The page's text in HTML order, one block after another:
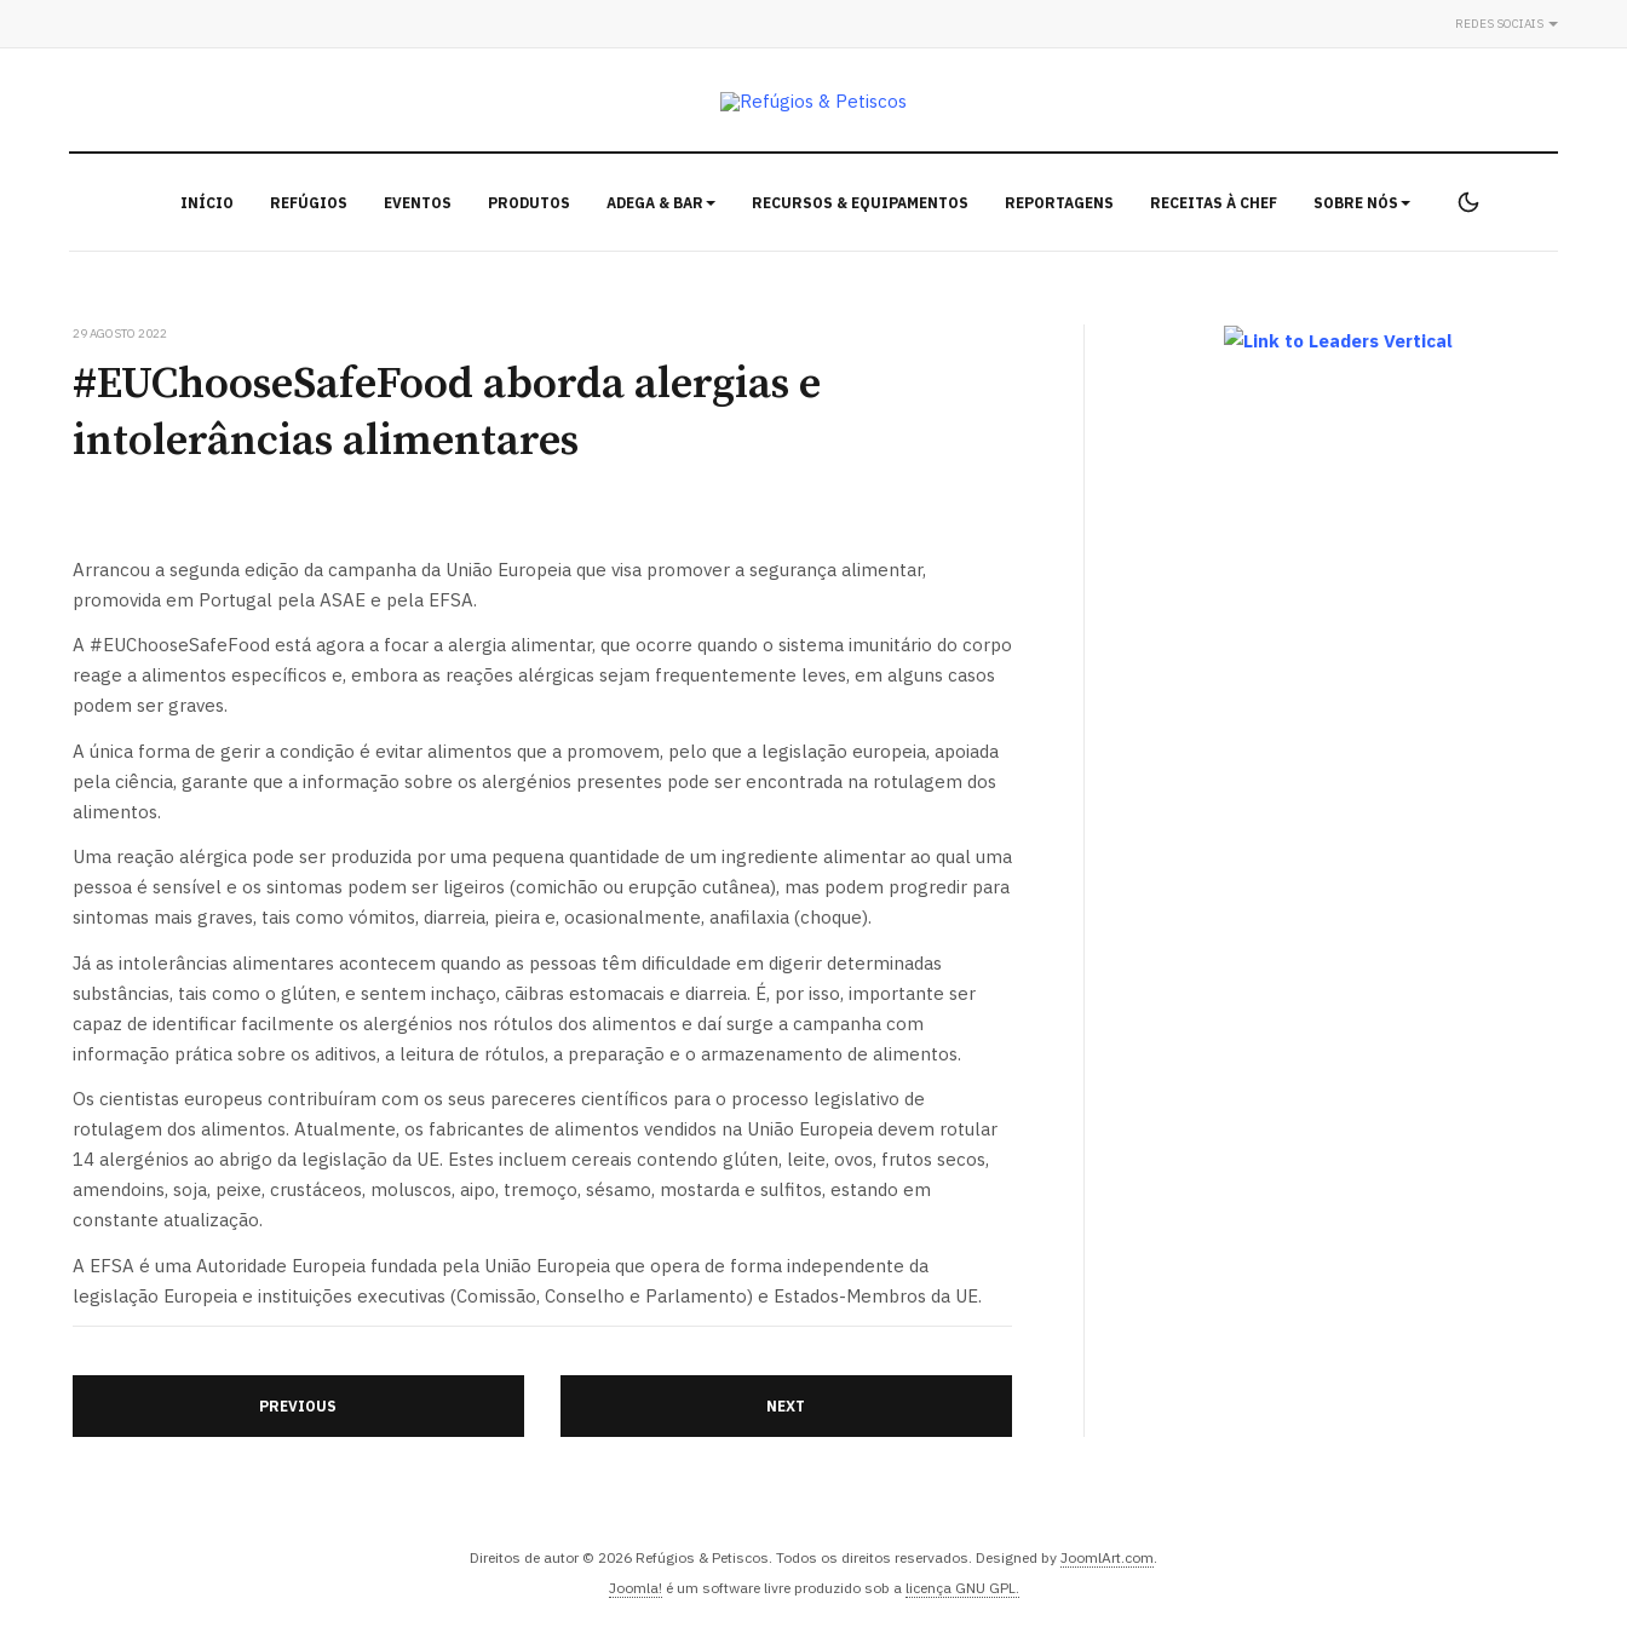
REDES SOCIAIS
INÍCIO REFÚGIOS EVENTOS PRODUTOS ADEGA & BAR RECURSOS & EQUIPAMENTOS REPORTAGENS RECEITAS À CHEF SOBRE NÓS
29 AGOSTO 2022
#EUChooseSafeFood aborda alergias e
intolerâncias alimentares
Arrancou a segunda edição da campanha da União Europeia que visa promover a segurança alimentar,
promovida em Portugal pela ASAE e pela EFSA.
A #EUChooseSafeFood está agora a focar a alergia alimentar, que ocorre quando o sistema imunitário do corpo
reage a alimentos específicos e, embora as reações alérgicas sejam frequentemente leves, em alguns casos
podem ser graves.
A única forma de gerir a condição é evitar alimentos que a promovem, pelo que a legislação europeia, apoiada
pela ciência, garante que a informação sobre os alergénios presentes pode ser encontrada na rotulagem dos
alimentos.
Uma reação alérgica pode ser produzida por uma pequena quantidade de um ingrediente alimentar ao qual uma
pessoa é sensível e os sintomas podem ser ligeiros (comichão ou erupção cutânea), mas podem progredir para
sintomas mais graves, tais como vómitos, diarreia, pieira e, ocasionalmente, anafilaxia (choque).
Já as intolerâncias alimentares acontecem quando as pessoas têm dificuldade em digerir determinadas
substâncias, tais como o glúten, e sentem inchaço, cãibras estomacais e diarreia. É, por isso, importante ser
capaz de identificar facilmente os alergénios nos rótulos dos alimentos e daí surge a campanha com
informação prática sobre os aditivos, a leitura de rótulos, a preparação e o armazenamento de alimentos.
Os cientistas europeus contribuíram com os seus pareceres científicos para o processo legislativo de
rotulagem dos alimentos. Atualmente, os fabricantes de alimentos vendidos na União Europeia devem rotular
14 alergénios ao abrigo da legislação da UE. Estes incluem cereais contendo glúten, leite, ovos, frutos secos,
amendoins, soja, peixe, crustáceos, moluscos, aipo, tremoço, sésamo, mostarda e sulfitos, estando em
constante atualização.
A EFSA é uma Autoridade Europeia fundada pela União Europeia que opera de forma independente da
legislação Europeia e instituições executivas (Comissão, Conselho e Parlamento) e Estados-Membros da UE.
PREVIOUS NEXT
Direitos de autor © 2026 Refúgios & Petiscos. Todos os direitos reservados. Designed by JoomlArt.com
Joomla! é um software livre produzido sob a licença GNU GPL.